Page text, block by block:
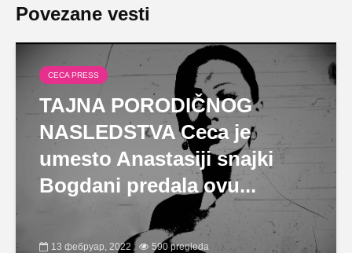
Povezane vesti
CECA PRESS
TAJNA PORODIČNOG
NASLEDSTVA Ceca je
umesto Anastasiji snajki
Bogdani predala ovu...
13 фебруар, 2022 590 pregleda